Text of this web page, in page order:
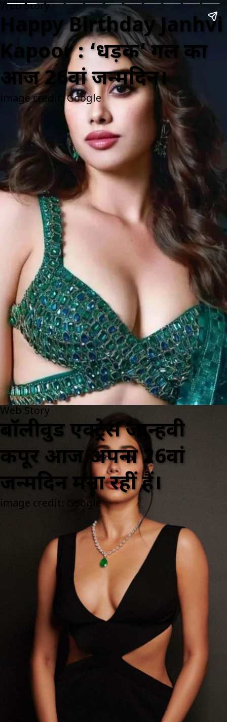
Web Story
Happy Birthday Janhvi
Kapoor : ‘धड़क’ गर्ल का
आज 26वां जन्मदिन।
image credit: Google